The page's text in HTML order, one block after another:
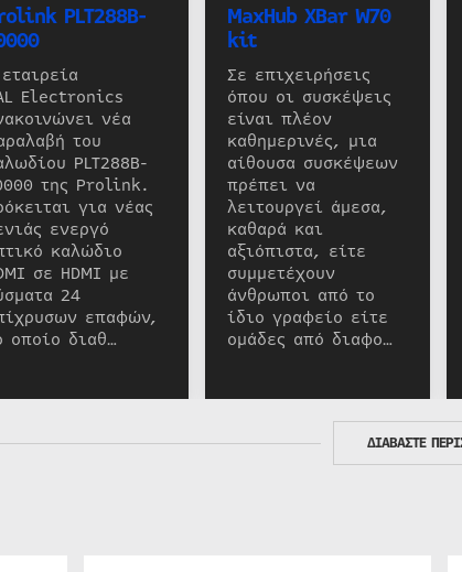
PLT288B-
Electronics
νέα
του
PLT288B-
της Prolink.
για νέας
ενεργό
καλώδιο
σε HDMI με
24
επαφών,
οποίο διαθ…
MaxHub XBar W70
kit
Σε επιχειρήσεις
όπου οι συσκέψεις
είναι πλέον
καθημερινές, μια
αίθουσα συσκέψεων
πρέπει να
λειτουργεί άμεσα,
καθαρά και
αξιόπιστα, είτε
συμμετέχουν
άνθρωποι από το
ίδιο γραφείο είτε
ομάδες από διαφο…
ΔΙΑΒΑΣΤΕ